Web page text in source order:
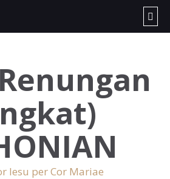
Iesu per Cor Mariae